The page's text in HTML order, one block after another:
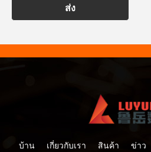
ส่ง
บ้าน เกี่ยวกับเรา สินค้า ข่าว